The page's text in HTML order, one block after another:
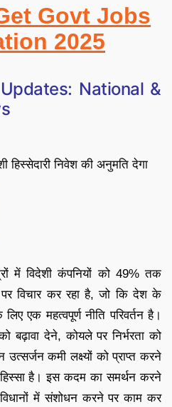
Govt Jobs
2025
National &
हिस्सेदारी निवेश की अनुमति देगा
में विदेशी कंपनियों को 49% तक
विचार कर रहा है, जो कि देश के
एक महत्वपूर्ण नीति परिवर्तन है।
बढ़ावा देने, कोयले पर निर्भरता को
उत्सर्जन कमी लक्ष्यों को प्राप्त करने
है। इस कदम का समर्थन करने
में संशोधन करने पर काम कर